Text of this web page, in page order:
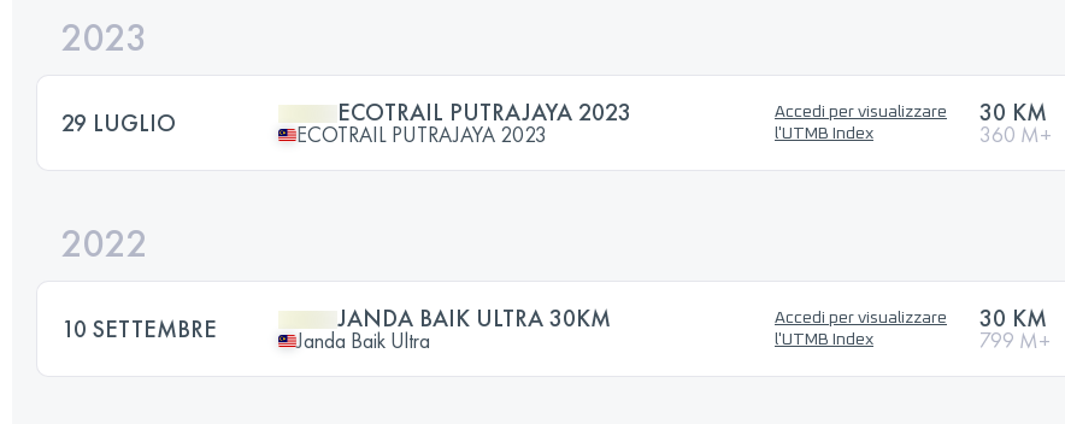
2023
29 LUGLIO ECOTRAIL PUTRAJAYA 2023
ECOTRAIL PUTRAJAYA 2023
Accedi per visualizzare
l'UTMB Index
30 KM
360 M+
2022
10 SETTEMBRE JANDA BAIK ULTRA 30KM
Janda Baik Ultra
Accedi per visualizzare
l'UTMB Index
30 KM
799 M+